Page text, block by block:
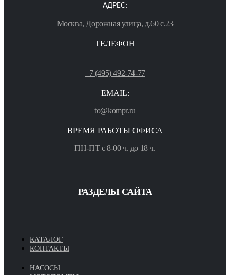
АДРЕС:
Москва, Дорожная улица, д.60 с.23
ТЕЛЕФОН
+7 (495) 492-74-77
EMAIL:
to@kompr.ru
ВРЕМЯ РАБОТЫ ОФИСА
ПН-ПТ с 8-00 ч. до 18 ч.
РАЗДЕЛЫ САЙТА
КАТАЛОГ
КОНТАКТЫ
НАСОСЫ